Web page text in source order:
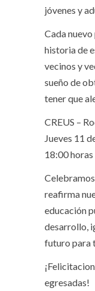
jóvenes y
Cada
historia de
vecinos y
sueño de
tener que
CREUS –
Jueves 11
18:00 horas
reafirma
educación
desarrollo,
futuro para
egresadas!